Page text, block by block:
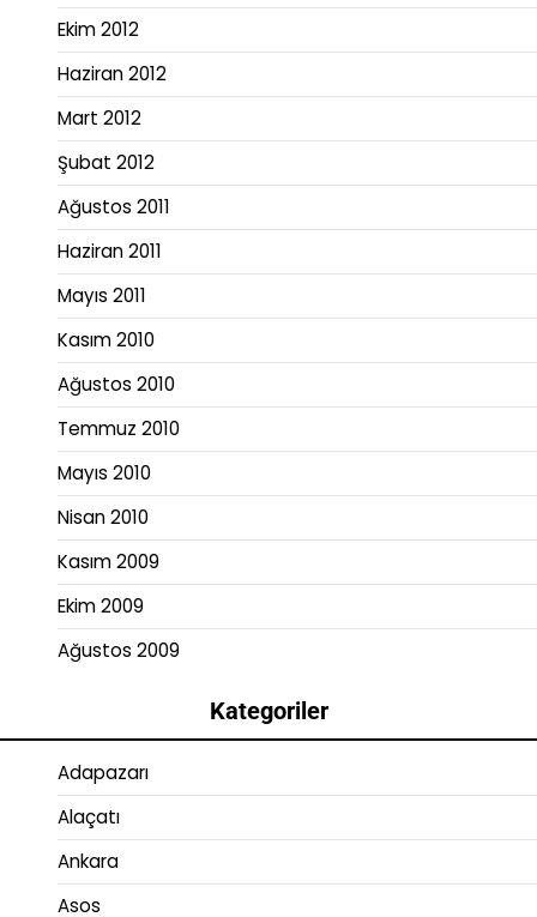
Ekim 2012
Haziran 2012
Mart 2012
Şubat 2012
Ağustos 2011
Haziran 2011
Mayıs 2011
Kasım 2010
Ağustos 2010
Temmuz 2010
Mayıs 2010
Nisan 2010
Kasım 2009
Ekim 2009
Ağustos 2009
Kategoriler
Adapazarı
Alaçatı
Ankara
Asos